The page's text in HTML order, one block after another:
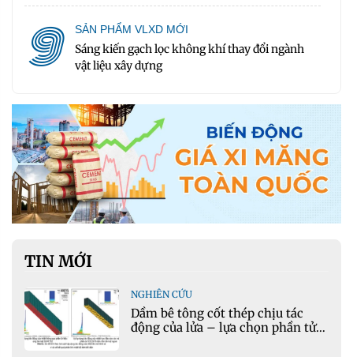
9 SẢN PHẨM VLXD MỚI
Sáng kiến gạch lọc không khí thay đổi ngành
vật liệu xây dựng
TIN MỚI
NGHIÊN CỨU
Dầm bê tông cốt thép chịu tác
động của lửa – lựa chọn phần tử